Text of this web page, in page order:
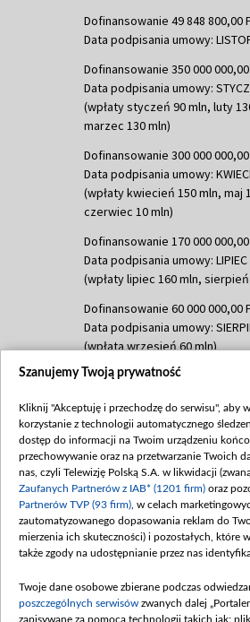
Dofinansowanie 49 848 800,00
Data podpisania umowy:
Dofinansowanie 350 000 000,00
Data podpisania umowy:
(wpłaty styczeń 90 mln, luty
marzec 130 mln)
Dofinansowanie 300 000 000,00
Data podpisania umowy:
(wpłaty kwiecień 150 mln, maj
czerwiec 10 mln)
Dofinansowanie 170 000 000,00
Data podpisania umowy: LIPIEC
(wpłaty lipiec 160 mln, sierpień
Dofinansowanie 60 000 000,00
Data podpisania umowy:
(wpłata wrzesień 60 mln)
Dofinansowanie 635 783 051,21
(wpłata wrzesień 100 mln,
mln, listopad 265 mln)
Dofinansowanie 48 862 000,00
Data podpisania umowy:
(wpłata grudzień 60,548 mln)
Dofinansowanie 900 000 000,00
Data podpisania umowy: LUTY
kwiecień 180 mln, 7 maja 180
czerwca 90 mln)
Szanujemy Twoją prywatność
Kliknij "Akceptuję i przechodzę do serwisu", aby
korzystanie z technologii automatycznego
dostęp do informacji na Twoim urządzeniu
przechowywanie oraz na przetwarzanie Twoich
nas, czyli Telewizję Polską S.A. w likwidacji
Zaufanych Partnerów z IAB* (1201 firm) oraz
Partnerów TVP (93 firm) , w celach
zautomatyzowanego dopasowania reklam do
mierzenia ich skuteczności) i pozostałych, które
także zgody na udostępnianie przez nas
Twoje dane osobowe zbierane podczas
poszczególnych serwisów zwanych dalej
zapisywane za pomocą technologii takich jak: